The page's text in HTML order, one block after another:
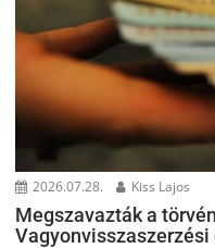
2026.07.28. Kiss Lajos
Megszavazták a